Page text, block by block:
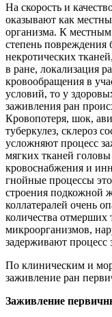
На скорость и
оказывают как
организма. К
степень повреждения
некротических
в ране, локализация
кровообращения в
условий, то у
заживления ран
Кровопотеря, шок,
туберкулез, склероз
усложняют процесс
мягких тканей головы
кровоснабжения и
гнойные процессы
строения подкожной
коллатералей очень
количества
микроорганизмов,
задерживают процесс
По клиническим и
заживление ран
Заживление